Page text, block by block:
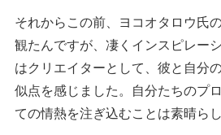
それからこの前、ヨコオタロウ氏
観たんですが、凄くインスピレー
はクリエイターとして、彼と自分
似点を感じました。自分たちのプ
ての情熱を注ぎ込むことは素晴らし